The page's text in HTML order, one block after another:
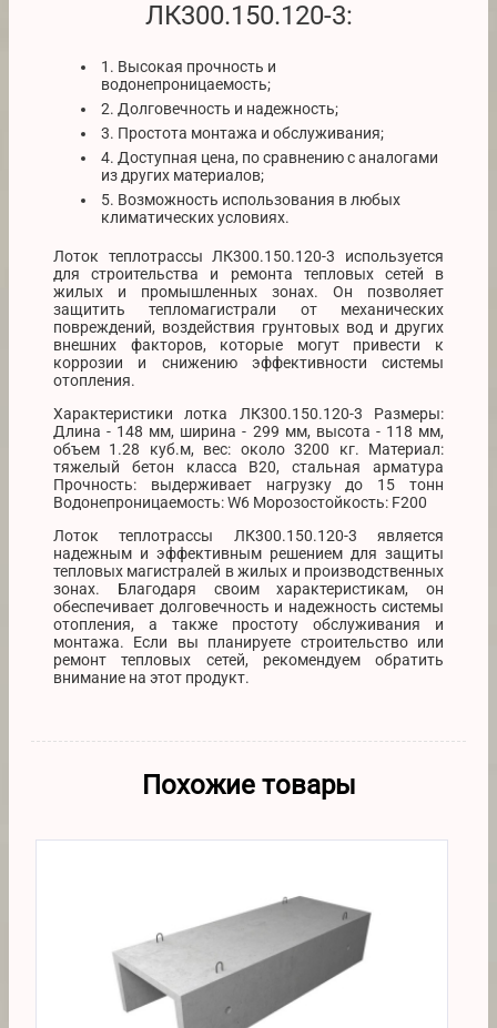
ЛК300.150.120-3:
1. Высокая прочность и
водонепроницаемость;
2. Долговечность и надежность;
3. Простота монтажа и обслуживания;
4. Доступная цена, по сравнению с аналогами
из других материалов;
5. Возможность использования в любых
климатических условиях.
Лоток теплотрассы ЛК300.150.120-3 используется
для строительства и ремонта тепловых сетей в
жилых и промышленных зонах. Он позволяет
защитить тепломагистрали от механических
повреждений, воздействия грунтовых вод и других
внешних факторов, которые могут привести к
коррозии и снижению эффективности системы
отопления.
Характеристики лотка ЛК300.150.120-3 Размеры:
Длина - 148 мм, ширина - 299 мм, высота - 118 мм,
объем 1.28 куб.м, вес: около 3200 кг. Материал:
тяжелый бетон класса В20, стальная арматура
Прочность: выдерживает нагрузку до 15 тонн
Водонепроницаемость: W6 Морозостойкость: F200
Лоток теплотрассы ЛК300.150.120-3 является
надежным и эффективным решением для защиты
тепловых магистралей в жилых и производственных
зонах. Благодаря своим характеристикам, он
обеспечивает долговечность и надежность системы
отопления, а также простоту обслуживания и
монтажа. Если вы планируете строительство или
ремонт тепловых сетей, рекомендуем обратить
внимание на этот продукт.
Похожие товары